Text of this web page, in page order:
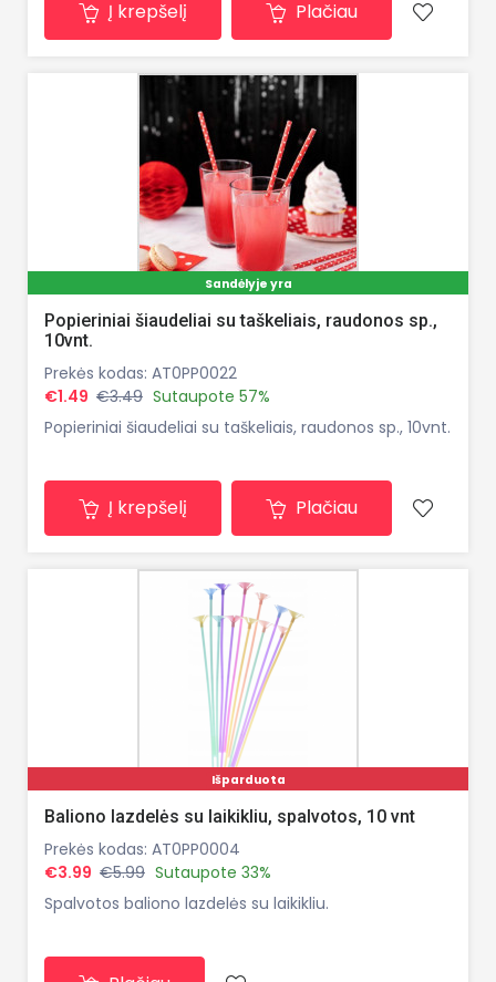
Į krepšelį Plačiau
Sandėlyje yra
Popieriniai šiaudeliai su taškeliais, raudonos sp.,
10vnt.
Prekės kodas: AT0PP0022
€1.49 €3.49 Sutaupote 57%
Popieriniai šiaudeliai su taškeliais, raudonos sp., 10vnt.
Į krepšelį Plačiau
Išparduota
Baliono lazdelės su laikikliu, spalvotos, 10 vnt
Prekės kodas: AT0PP0004
€3.99 €5.99 Sutaupote 33%
Spalvotos baliono lazdelės su laikikliu.